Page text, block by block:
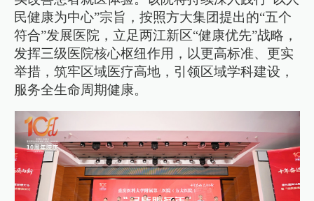
民健康为中心”宗旨，按照方大集团提出的“五个
符合”发展医院，立足两江新区“健康优先”战略，
发挥三级医院核心枢纽作用，以更高标准、更实
举措，筑牢区域医疗高地，引领区域学科建设，
服务全生命周期健康。